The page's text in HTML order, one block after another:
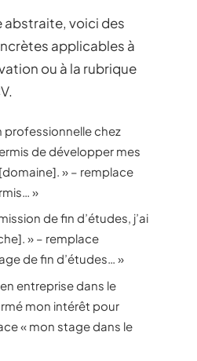
abstraite, voici des
applicables à
ou à la rubrique
professionnelle chez
de développer mes
» – remplace
»
de fin d’études, j’ai
» – remplace
de fin d’études… »
entreprise dans le
mon intérêt pour
« mon stage dans le